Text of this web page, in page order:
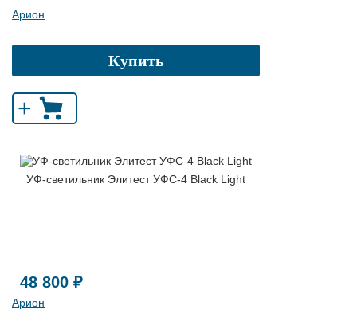
Арион
Купить
+
УФ-светильник Элитест УФС-4 Black Light
48 800 ₽
Арион